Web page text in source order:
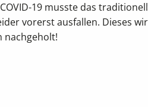
19 musste das
vorerst ausfallen. Dieses
nachgeholt!